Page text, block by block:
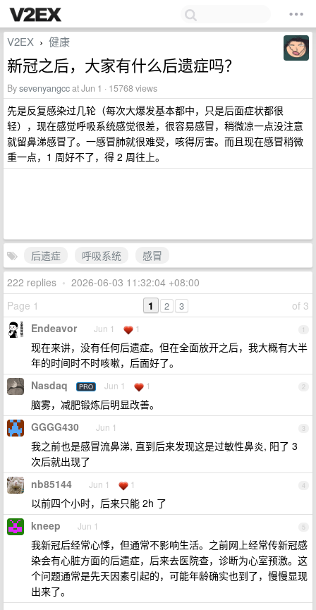
V2EX › 健康
新冠之后，大家有什么后遗症吗？
Bysevenyangccat Jun 1 · 15768 views
先是反复感染过几轮（每次大爆发基本都中，只是后面症状都很
轻），现在感觉呼吸系统感觉很差，很容易感冒，稍微凉一点没注意
就留鼻涕感冒了。一感冒肺就很难受，咳得厉害。而且现在感冒稍微
重一点，1 周好不了，得 2 周往上。
后遗症 呼吸系统
感冒
222 replies • 2026-06-03 11:32:04 +08:00
Page 1
of 3
1 2 3
1
Endeavor Jun 1 1
现在来讲，没有任何后遗症。但在全面放开之后，我大概有大半
年的时间时不时咳嗽，后面好了。
2
Nasdaq PRO Jun 1 1
脑雾，减肥锻炼后明显改善。
3
GGGG430 Jun 1
我之前也是感冒流鼻涕, 直到后来发现这是过敏性鼻炎, 阳了 3
次后就出现了
4
nb85144 Jun 1 1
以前四个小时，后来只能 2h 了
5
kneep Jun 1
我新冠后经常心悸，但通常不影响生活。之前网上经常传新冠感
染会有心脏方面的后遗症，后来去医院查，诊断为心室预激。这
个问题通常是先天因素引起的，可能年龄确实也到了，慢慢显现
出来了。